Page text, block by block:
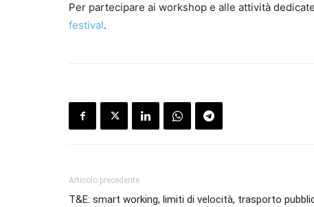
Per partecipare ai workshop e alle attività
festival.
Articolo precedente
T&E: smart working, limiti di velocità, trasporto